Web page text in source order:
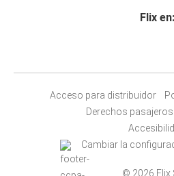
Flix en:
Acceso para distribuidor
Derechos pasajeros
Cambiar la
© 2026 Flix